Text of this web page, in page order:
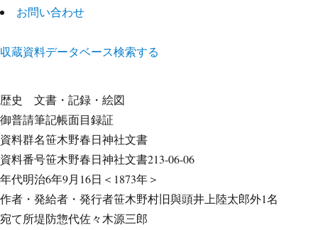
お問い合わせ
収蔵資料データベース検索する
歴史 文書・記録・絵図
御普請筆記帳面目録証
資料群名笹木野春日神社文書
資料番号笹木野春日神社文書213-06-06
年代明治6年9月16日＜1873年＞
作者・発給者・発行者笹木野村旧與頭井上陸太郎外1名
宛て所堤防惣代佐々木源三郎